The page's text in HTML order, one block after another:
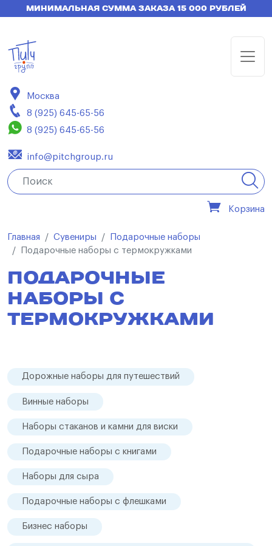
МИНИМАЛЬНАЯ СУММА ЗАКАЗА 15 000 РУБЛЕЙ
Москва
8 (925) 645-65-56
8 (925) 645-65-56
info@pitchgroup.ru
Корзина
Главная Сувениры
Подарочные наборы
Подарочные наборы с термокружками
ПОДАРОЧНЫЕ
НАБОРЫ С
ТЕРМОКРУЖКАМИ
Дорожные наборы для путешествий
Винные наборы
Наборы стаканов и камни для виски
Подарочные наборы с книгами
Наборы для сыра
Подарочные наборы с флешками
Бизнес наборы